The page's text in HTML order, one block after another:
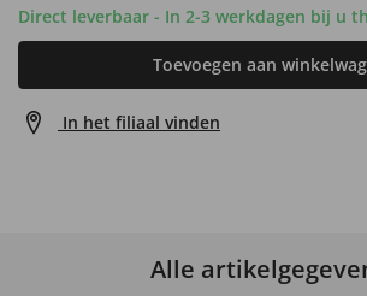
Direct leverbaar - In 2-3 werkdagen bij u
Toevoegen aan
In het filiaal vinden
Alle